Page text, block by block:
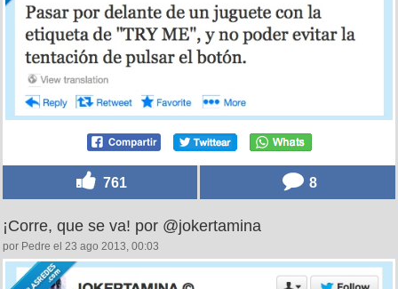
761 8
¡Corre, que se va! por @jokertamina
por Pedre el 23 ago 2013, 00:03